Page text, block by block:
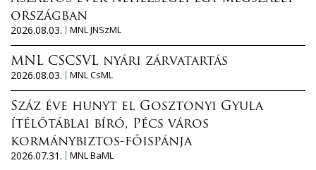
országban
2026.08.03.
MNL JNSzML
MNL CSCSVL nyári zárvatartás
2026.08.03.
MNL CsML
Száz éve hunyt el Gosztonyi Gyula
ítélőtáblai bíró, Pécs város
kormánybiztos-főispánja
2026.07.31.
MNL BaML